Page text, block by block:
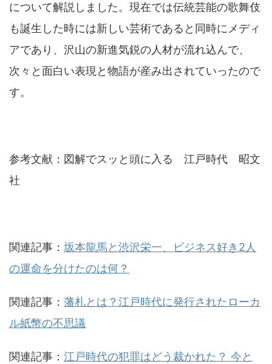
について解説しました。現在では伝統芸能の歌舞伎
も誕生した時には新しい芸術であると同時にメディ
アであり、沢山の新進気鋭の人材が流れ込んで、
次々と面白い表現と物語が産み出されていったので
す。
参考文献：図解でスッと頭に入る 江戸時代 昭文
社
関連記事： 坂本龍馬と渋沢栄一、ビジネス好き2人
の運命を分けたのは何？
関連記事： 藩札とは？江戸時代に発行されたローカ
ル紙幣の不思議
関連記事： 江戸時代の犯罪はどう裁かれた？ 今と